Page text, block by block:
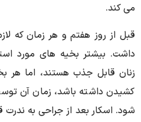
می کند.
قبل از روز هفتم و هر زمان که
داشت. بیشتر بخیه‌ های مورد
زنان قابل جذب هستند، اما هر
کشیدن داشته باشد، زمان آن
شود. اسکار بعد از جراحی به